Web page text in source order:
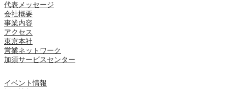
代表メッセージ
会社概要
事業内容
アクセス
東京本社
営業ネットワーク
加須サービスセンター
イベント情報